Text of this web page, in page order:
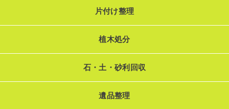
片付け整理
植木処分
石・土・砂利回収
遺品整理